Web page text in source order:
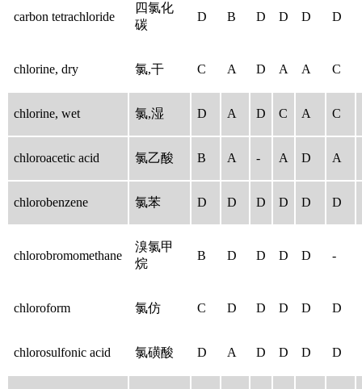
carbon tetrachloride
四氯化
碳
D B D D D D
chlorine, dry 氯,干 C A D A A C
chlorine, wet 氯,湿 D A D C A C
chloroacetic acid 氯乙酸 B A - A D A
chlorobenzene 氯苯 D D D D D D
chlorobromomethane
溴氯甲
烷
B D D D D -
chloroform 氯仿 C D D D D D
chlorosulfonic acid 氯磺酸 D A D D D D